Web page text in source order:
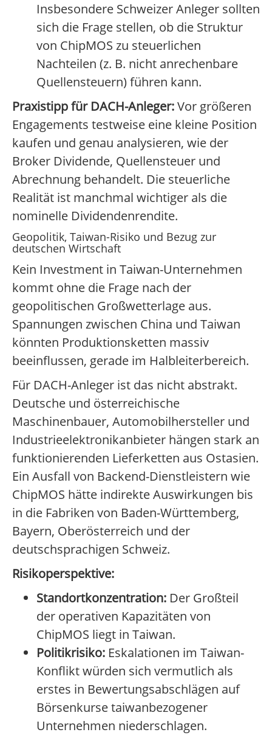
Insbesondere Schweizer Anleger sollten
sich die Frage stellen, ob die Struktur
von ChipMOS zu steuerlichen
Nachteilen (z. B. nicht anrechenbare
Quellensteuern) führen kann.
Praxistipp für DACH-Anleger:Vor größeren
Engagements testweise eine kleine Position
kaufen und genau analysieren, wie der
Broker Dividende, Quellensteuer und
Abrechnung behandelt. Die steuerliche
Realität ist manchmal wichtiger als die
nominelle Dividendenrendite.
Geopolitik, Taiwan-Risiko und Bezug zur
deutschen Wirtschaft
Kein Investment in Taiwan-Unternehmen
kommt ohne die Frage nach der
geopolitischen Großwetterlage aus.
Spannungen zwischen China und Taiwan
könnten Produktionsketten massiv
beeinflussen, gerade im Halbleiterbereich.
Für DACH-Anleger ist das nicht abstrakt.
Deutsche und österreichische
Maschinenbauer, Automobilhersteller und
Industrieelektronikanbieter hängen stark an
funktionierenden Lieferketten aus Ostasien.
Ein Ausfall von Backend-Dienstleistern wie
ChipMOS hätte indirekte Auswirkungen bis
in die Fabriken von Baden-Württemberg,
Bayern, Oberösterreich und der
deutschsprachigen Schweiz.
Risikoperspektive:
Standortkonzentration: Der Großteil
der operativen Kapazitäten von
ChipMOS liegt in Taiwan.
Politikrisiko: Eskalationen im Taiwan-
Konflikt würden sich vermutlich als
erstes in Bewertungsabschlägen auf
Börsenkurse taiwanbezogener
Unternehmen niederschlagen.